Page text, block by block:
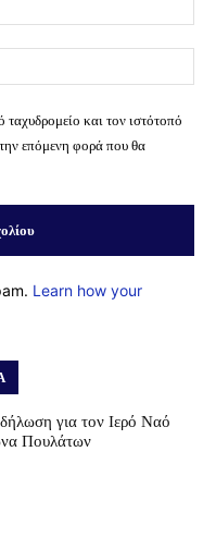
και τον ιστότοπό
επόμενη φορά που θα
Learn how your
για τον Ιερό Ναό
Πουλάτων